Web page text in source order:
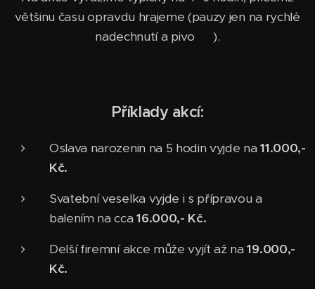
většinu času opravdu hrajeme (pauzy jen na rychlé
nadechnutí a pivo 🍻).
Příklady akcí:
Oslava narozenin na 5 hodin vyjde na11.000,-
Kč.
Svatební veselka vyjde i s přípravou a
balením na cca16.000,- Kč.
Delší firemní akce může vyjít až na19.000,-
Kč.